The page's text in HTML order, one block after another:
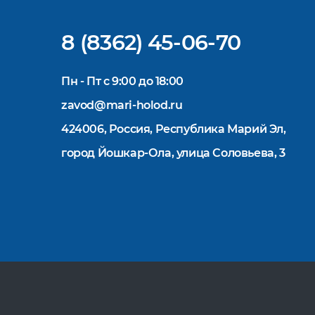
8 (8362) 45-06-70
Пн - Пт с 9:00 до 18:00
zavod@mari-holod.ru
424006, Россия, Республика Марий Эл,
город Йошкар-Ола, улица Соловьева, 3